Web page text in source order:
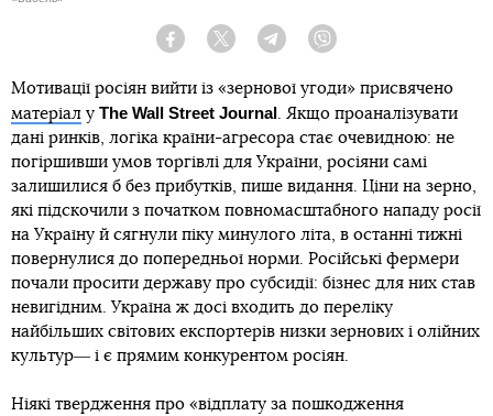
Facebook Twitter Telegram
Мотивації росіян вийти із «зернової угоди» присвячено
матеріал у The Wall Street Journal. Якщо проаналізувати
дані ринків, логіка країни-агресора стає очевидною: не
погіршивши умов торгівлі для України, росіяни самі
залишилися б без прибутків, пише видання. Ціни на зерно,
які підскочили з початком повномасштабного нападу росії
на Україну й сягнули піку минулого літа, в останні тижні
повернулися до попередньої норми. Російські фермери
почали просити державу про субсидії: бізнес для них став
невигідним. Україна ж досі входить до переліку
найбільших світових експортерів низки зернових і олійних
культур― і є прямим конкурентом росіян.
Ніякі твердження про «відплату за пошкодження